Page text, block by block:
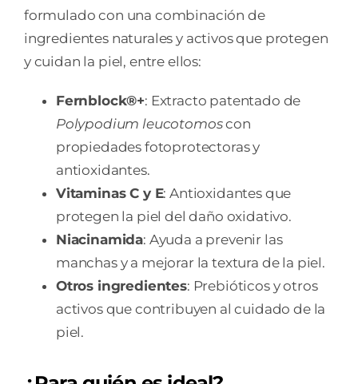
formulado con una combinación de
ingredientes naturales y activos que protegen
y cuidan la piel, entre ellos:
Fernblock®+: Extracto patentado de
Polypodium leucotomoscon
propiedades fotoprotectoras y
antioxidantes.
Vitaminas C y E: Antioxidantes que
protegen la piel del daño oxidativo.
Niacinamida: Ayuda a prevenir las
manchas y a mejorar la textura de la piel.
Otros ingredientes: Prebióticos y otros
activos que contribuyen al cuidado de la
piel.